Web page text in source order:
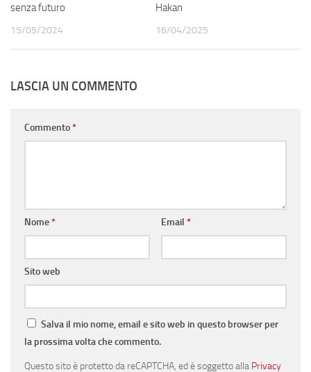
senza futuro
15/05/2024
Hakan
16/04/2025
LASCIA UN COMMENTO
Commento*
Nome* Email *
Sito web
Salva il mio nome, email e sito web in questo browser per
la prossima volta che commento.
Questo sito è protetto da reCAPTCHA, ed è soggetto alla Privacy